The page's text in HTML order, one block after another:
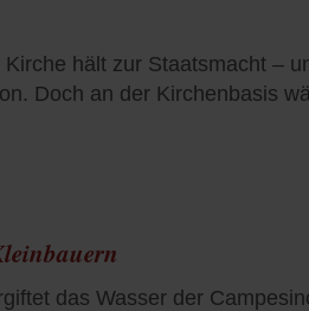
hält zur Staatsmacht –
Doch an der Kirchenbasis
das Wasser der